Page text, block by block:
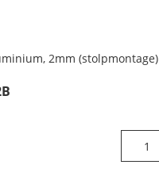
2mm (stolpmontage)